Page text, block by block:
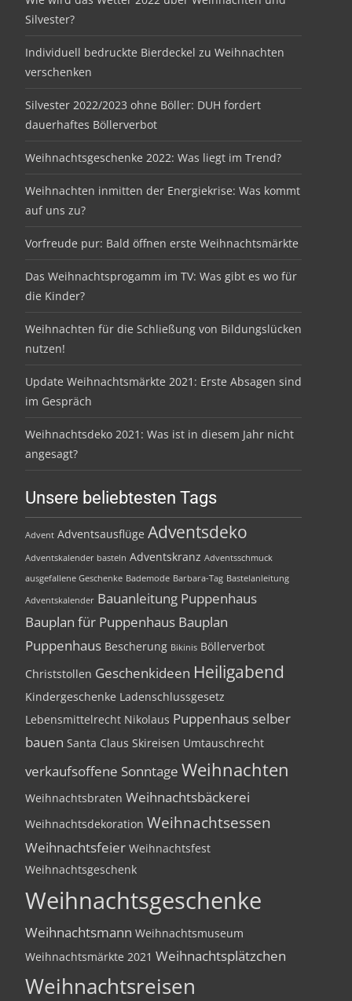
Silvester?
Individuell bedruckte Bierdeckel zu Weihnachten
verschenken
Silvester 2022/2023 ohne Böller: DUH fordert
dauerhaftes Böllerverbot
Weihnachtsgeschenke 2022: Was liegt im Trend?
Weihnachten inmitten der Energiekrise: Was kommt
auf uns zu?
Vorfreude pur: Bald öffnen erste Weihnachtsmärkte
Das Weihnachtsprogamm im TV: Was gibt es wo für
die Kinder?
Weihnachten für die Schließung von Bildungslücken
nutzen!
Update Weihnachtsmärkte 2021: Erste Absagen sind
im Gespräch
Weihnachtsdeko 2021: Was ist in diesem Jahr nicht
angesagt?
Unsere beliebtesten Tags
Advent Adventsausflüge Adventsdeko
Adventskalender basteln Adventskranz Adventsschmuck
ausgefallene Geschenke Bademode Barbara-Tag Bastelanleitung
Adventskalender Bauanleitung Puppenhaus
Bauplan für Puppenhaus Bauplan
Puppenhaus Bescherung Bikinis Böllerverbot
Christstollen Geschenkideen Heiligabend
Kindergeschenke Ladenschlussgesetz
Lebensmittelrecht Nikolaus Puppenhaus selber
bauen Santa Claus Skireisen Umtauschrecht
verkaufsoffene Sonntage Weihnachten
Weihnachtsbraten Weihnachtsbäckerei
Weihnachtsdekoration Weihnachtsessen
Weihnachtsfeier Weihnachtsfest
Weihnachtsgeschenk
Weihnachtsgeschenke
Weihnachtsmann Weihnachtsmuseum
Weihnachtsmärkte 2021 Weihnachtsplätzchen
Weihnachtsreisen